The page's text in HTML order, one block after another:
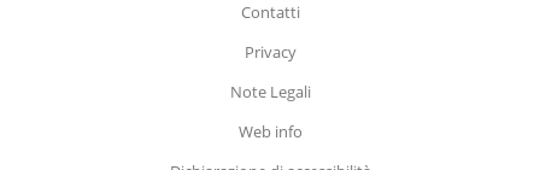
Contatti
Privacy
Note Legali
Web info